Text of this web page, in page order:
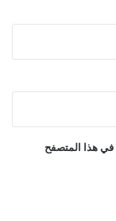
في هذا المتصفح